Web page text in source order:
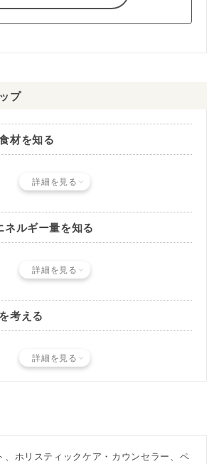
プ
材を知る
詳細を見る
ルギー量を知る
詳細を見る
考える
詳細を見る
、ホリスティックケア・カウンセラー、ペ